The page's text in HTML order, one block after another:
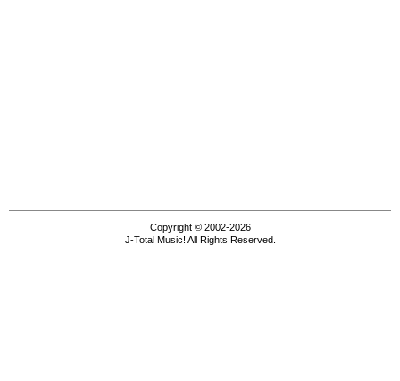
Copyright © 2002-2026
J-Total Music! All Rights Reserved.